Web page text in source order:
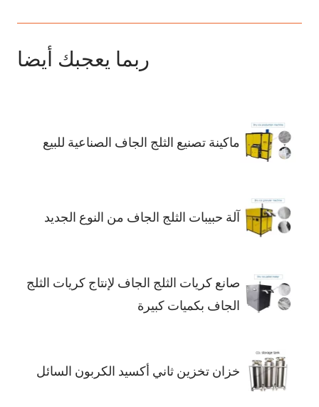
ربما يعجبك أيضا
ماكينة تصنيع الثلج الجاف الصناعية للبيع
آلة حبيبات الثلج الجاف من النوع الجديد
صانع كريات الثلج الجاف لإنتاج كريات الثلج
الجاف بكميات كبيرة
خزان تخزين ثاني أكسيد الكربون السائل